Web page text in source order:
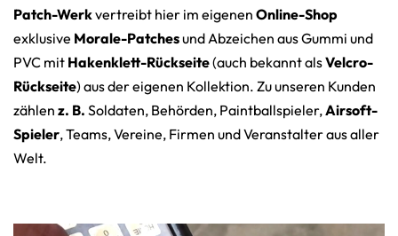
Patch-Werkvertreibt hier im eigenen Online-Shop
exklusive Morale-Patchesund Abzeichen aus Gummi und
PVC mit Hakenklett-Rückseite(auch bekannt alsVelcro-
Rückseite) aus der eigenen Kollektion. Zu unseren Kunden
zählen z. B. Soldaten, Behörden, Paintballspieler,Airsoft-
Spieler, Teams, Vereine, Firmen und Veranstalter aus aller
Welt.